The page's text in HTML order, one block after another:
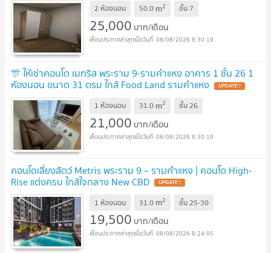
2 ห้องนอน 50.0 m2 ชั้น 7
25,000 บาท/เดือน
08/08/2026 8:30:19
🎊 ให้เช่าคอนโด เมทริส พระราม 9-รามคำแหง อาคาร 1 ชั้น 26 1
ห้องนอน ขนาด 31 ตรม ใกล้ Food Land รามคำแหง UPDATE !
1 ห้องนอน 31.0 m2 ชั้น26
21,000 บาท/เดือน
08/08/2026 8:30:19
คอนโดเลี้ยงสัตว์ Metris พระราม 9 – รามคำแหง | คอนโด High-
Rise แต่งครบ ใกล้ใจกลาง New CBD UPDATE !
1 ห้องนอน 31.0 m2 ชั้น25-30
19,500 บาท/เดือน
08/08/2026 8:24:05